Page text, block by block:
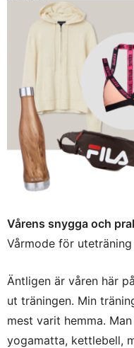
Vårens snygga och
Vårmode för
Äntligen är våren här
ut träningen. Min
mest varit hemma.
yogamatta, kettlebell,